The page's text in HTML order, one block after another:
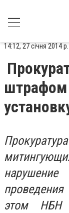
14:12, 27 січня 2014 р.
штрафом
этом НБН